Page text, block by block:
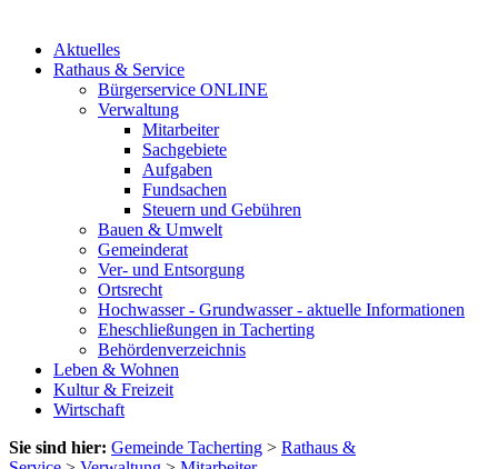
Aktuelles
Rathaus & Service
Bürgerservice ONLINE
Verwaltung
Mitarbeiter
Sachgebiete
Aufgaben
Fundsachen
Steuern und Gebühren
Bauen & Umwelt
Gemeinderat
Ver- und Entsorgung
Ortsrecht
Hochwasser - Grundwasser - aktuelle Informationen
Eheschließungen in Tacherting
Behördenverzeichnis
Leben & Wohnen
Kultur & Freizeit
Wirtschaft
Sie sind hier: Gemeinde Tacherting > Rathaus &